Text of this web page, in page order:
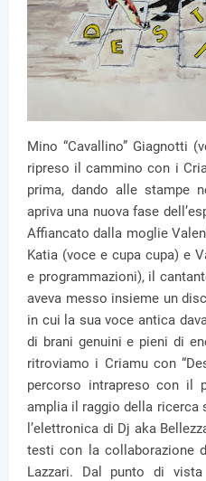
Mino “Cavallino” Giagnotti
ripreso il cammino con i
prima, dando alle stampe
apriva una nuova fase
Affiancato dalla moglie
Katia (voce e cupa cupa) e
e programmazioni), il
aveva messo insieme un
in cui la sua voce antica
di brani genuini e pieni di
ritroviamo i Criamu con
percorso intrapreso con il
amplia il raggio della ricerca
l’elettronica di Dj aka
testi con la collaborazione
Lazzari. Dal punto di vista